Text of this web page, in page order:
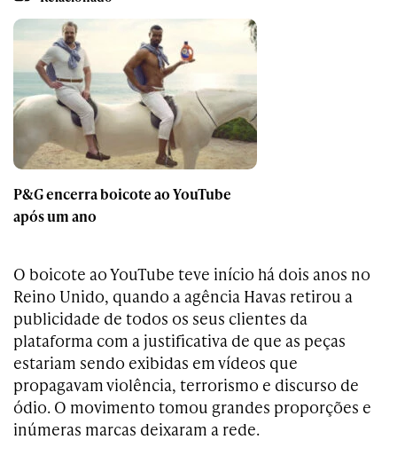
P&G encerra boicote ao YouTube
após um ano
O boicote ao YouTube teve início há dois anos no
Reino Unido, quando a agência Havas retirou a
publicidade de todos os seus clientes da
plataforma com a justificativa de que as peças
estariam sendo exibidas em vídeos que
propagavam violência, terrorismo e discurso de
ódio. O movimento tomou grandes proporções e
inúmeras marcas deixaram a rede.